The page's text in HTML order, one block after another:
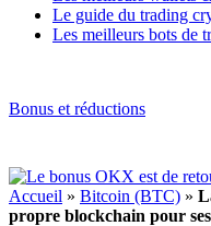
Le guide du trading
Les meilleurs bots de
Bonus et réductions
Accueil » Bitcoin (BTC) »
propre blockchain pour